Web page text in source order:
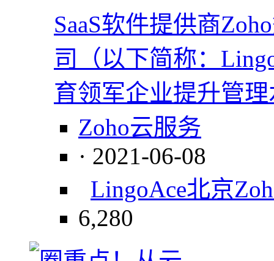
SaaS软件提供商
司（以下简称：
育领军企业提升管
Zoho云服务
· 2021-06-08
LingoAce北京
6,280